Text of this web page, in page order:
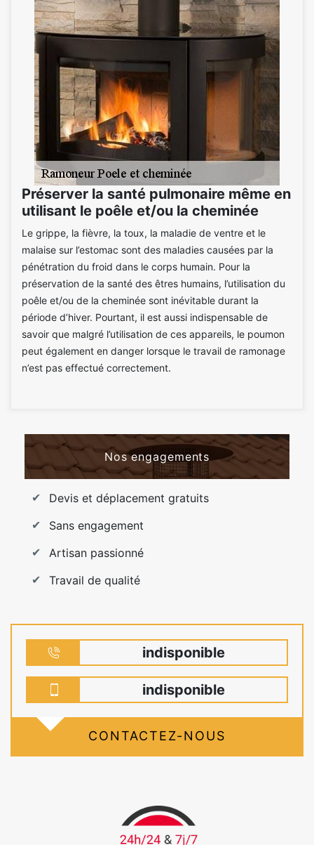
Préserver la santé pulmonaire même en
utilisant le poêle et/ou la cheminée
Le grippe, la fièvre, la toux, la maladie de ventre et le
malaise sur l’estomac sont des maladies causées par la
pénétration du froid dans le corps humain. Pour la
préservation de la santé des êtres humains, l’utilisation du
poêle et/ou de la cheminée sont inévitable durant la
période d’hiver. Pourtant, il est aussi indispensable de
savoir que malgré l’utilisation de ces appareils, le poumon
peut également en danger lorsque le travail de ramonage
n’est pas effectué correctement.
Nos engagements
Devis et déplacement gratuits
Sans engagement
Artisan passionné
Travail de qualité
indisponible
indisponible
CONTACTEZ-NOUS